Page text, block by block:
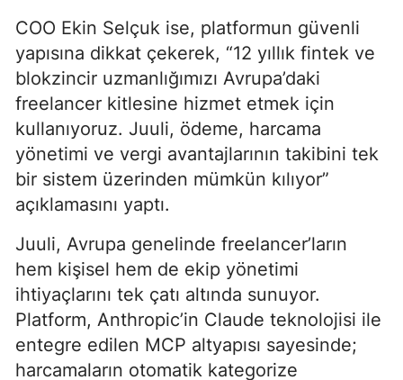
COO Ekin Selçuk ise, platformun güvenli
yapısına dikkat çekerek, “12 yıllık fintek ve
blokzincir uzmanlığımızı Avrupa’daki
freelancer kitlesine hizmet etmek için
kullanıyoruz. Juuli, ödeme, harcama
yönetimi ve vergi avantajlarının takibini tek
bir sistem üzerinden mümkün kılıyor”
açıklamasını yaptı.
Juuli, Avrupa genelinde freelancer’ların
hem kişisel hem de ekip yönetimi
ihtiyaçlarını tek çatı altında sunuyor.
Platform, Anthropic’in Claude teknolojisi ile
entegre edilen MCP altyapısı sayesinde;
harcamaların otomatik kategorize